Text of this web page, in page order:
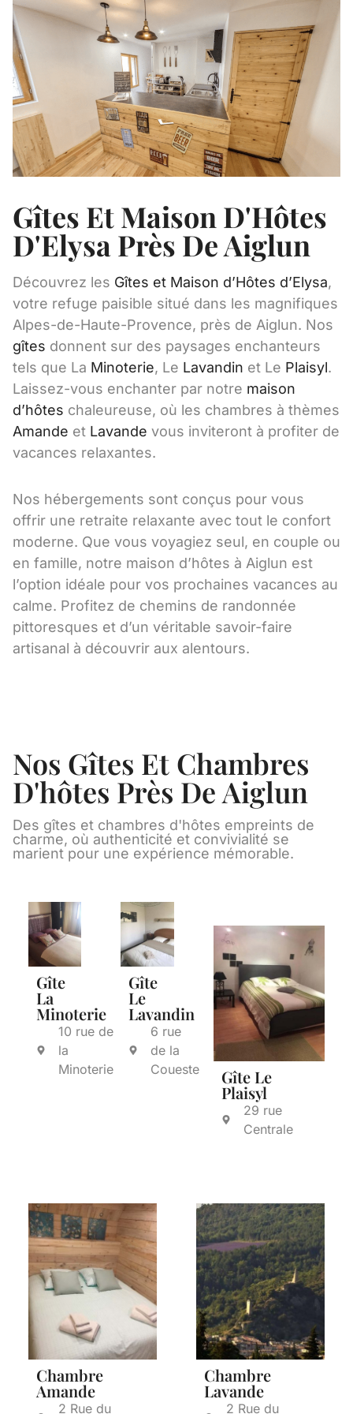
Gîtes Et Maison D'Hôtes
D'Elysa Près De Aiglun
Découvrez les Gîtes et Maison d’Hôtes d’Elysa,
votre refuge paisible situé dans les magnifiques
Alpes-de-Haute-Provence, près de Aiglun. Nos
gîtes donnent sur des paysages enchanteurs
tels que La Minoterie, Le Lavandin et Le Plaisyl.
Laissez-vous enchanter par notre maison
d’hôtes chaleureuse, où les chambres à thèmes
Amande et Lavande vous inviteront à profiter de
vacances relaxantes.
Nos hébergements sont conçus pour vous
offrir une retraite relaxante avec tout le confort
moderne. Que vous voyagiez seul, en couple ou
en famille, notre maison d’hôtes à Aiglun est
l’option idéale pour vos prochaines vacances au
calme. Profitez de chemins de randonnée
pittoresques et d’un véritable savoir-faire
artisanal à découvrir aux alentours.
Nos Gîtes Et Chambres
D'hôtes Près De Aiglun
Des gîtes et chambres d'hôtes empreints de
charme, où authenticité et convivialité se
marient pour une expérience mémorable.
Gîte
La
Minoterie
10 rue de
la
Minoterie
Gîte
Le
Lavandin
6 rue
de la
Coueste
Gîte Le
Plaisyl
29 rue
Centrale
Chambre
Amande
2 Rue du
Chambre
Lavande
2 Rue du